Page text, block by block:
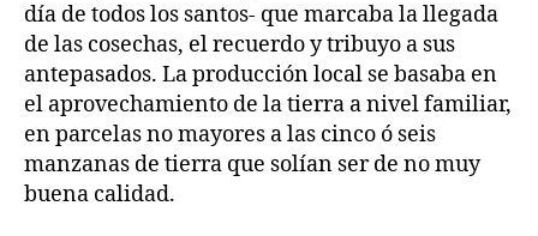
día de todos los santos- que marcaba la llegada
de las cosechas, el recuerdo y tribuyo a sus
antepasados. La producción local se basaba en
el aprovechamiento de la tierra a nivel familiar,
en parcelas no mayores a las cinco ó seis
manzanas de tierra que solían ser de no muy
buena calidad.